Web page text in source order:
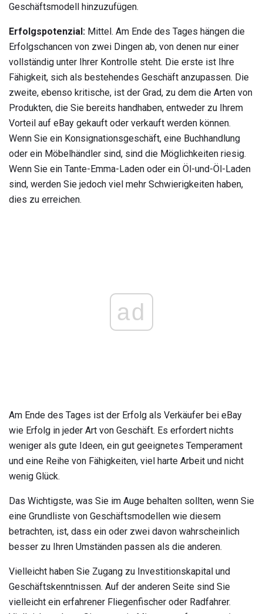
Geschäftsmodell hinzuzufügen.
Erfolgspotenzial: Mittel. Am Ende des Tages hängen die
Erfolgschancen von zwei Dingen ab, von denen nur einer
vollständig unter Ihrer Kontrolle steht. Die erste ist Ihre
Fähigkeit, sich als bestehendes Geschäft anzupassen. Die
zweite, ebenso kritische, ist der Grad, zu dem die Arten von
Produkten, die Sie bereits handhaben, entweder zu Ihrem
Vorteil auf eBay gekauft oder verkauft werden können.
Wenn Sie ein Konsignationsgeschäft, eine Buchhandlung
oder ein Möbelhändler sind, sind die Möglichkeiten riesig.
Wenn Sie ein Tante-Emma-Laden oder ein Öl-und-Öl-Laden
sind, werden Sie jedoch viel mehr Schwierigkeiten haben,
dies zu erreichen.
ad
Am Ende des Tages ist der Erfolg als Verkäufer bei eBay
wie Erfolg in jeder Art von Geschäft. Es erfordert nichts
weniger als gute Ideen, ein gut geeignetes Temperament
und eine Reihe von Fähigkeiten, viel harte Arbeit und nicht
wenig Glück.
Das Wichtigste, was Sie im Auge behalten sollten, wenn Sie
eine Grundliste von Geschäftsmodellen wie diesem
betrachten, ist, dass ein oder zwei davon wahrscheinlich
besser zu Ihren Umständen passen als die anderen.
Vielleicht haben Sie Zugang zu Investitionskapital und
Geschäftskenntnissen. Auf der anderen Seite sind Sie
vielleicht ein erfahrener Fliegenfischer oder Radfahrer.